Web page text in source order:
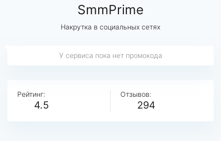
SmmPrime
Накрутка в социальных сетях
У сервиса пока нет промокода
Рейтинг:
4.5
Отзывов:
294